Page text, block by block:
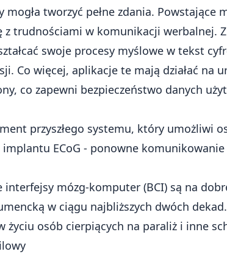
tworzyć pełne zdania. Powstające
z trudnościami w komunikacji werbalnej.
swoje procesy myślowe w tekst
Co więcej, aplikacje te mają działać na
co zapewni bezpieczeństwo danych
przyszłego systemu, który umożliwi
ECoG - ponowne
interfejsy mózg-komputer (BCI) są na
w ciągu najbliższych dwóch
życiu osób cierpiących na paraliż i inne